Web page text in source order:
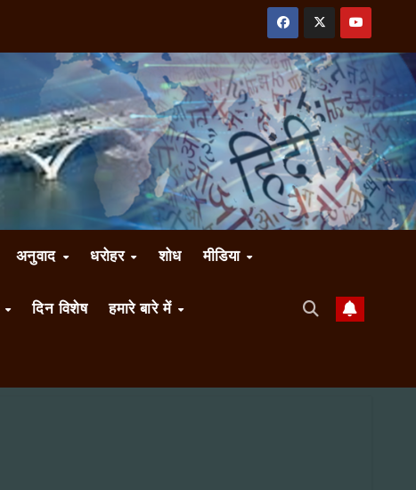
अनुवाद धरोहर शोध मीडिया
दिन विशेष हमारे बारे में